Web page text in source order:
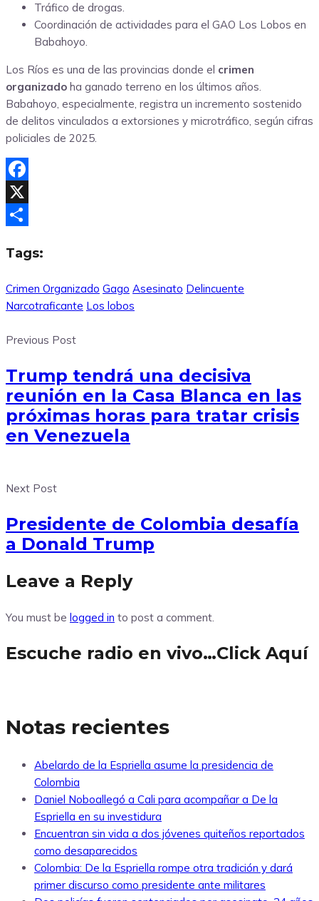
Tráfico de drogas.
Coordinación de actividades para el GAO Los Lobos en
Babahoyo.
Los Ríos es una de las provincias donde el crimen
organizado ha ganado terreno en los últimos años.
Babahoyo, especialmente, registra un incremento sostenido
de delitos vinculados a extorsiones y microtráfico, según cifras
policiales de 2025.
Facebook
X
Tags:
Crimen Organizado Gago Asesinato Delincuente
Narcotraficante Los lobos
Previous Post
Trump tendrá una decisiva
reunión en la Casa Blanca en las
próximas horas para tratar crisis
en Venezuela
Next Post
Presidente de Colombia desafía
a Donald Trump
Leave a Reply
You must be logged in to post a comment.
Escuche radio en vivo…Click Aquí
Notas recientes
Abelardo de la Espriella asume la presidencia de
Colombia
Daniel Noboallegó a Cali para acompañar a De la
Espriella en su investidura
Encuentran sin vida a dos jóvenes quiteños reportados
como desaparecidos
Colombia: De la Espriella rompe otra tradición y dará
primer discurso como presidente ante militares